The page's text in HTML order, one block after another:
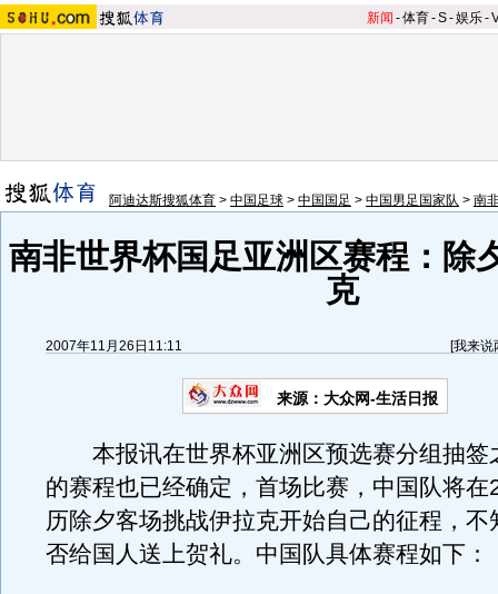
新闻 -体育-S-娱乐-
阿迪达斯搜狐体育 > 中国足球 > 中国国足 > 中国男足国家队 > 南
南非世界杯国足亚洲区赛程：除
克
2007年11月26日11:11 [我来说
来源：大众网-生活日报
本报讯在世界杯亚洲区预选赛分组抽签
的赛程也已经确定，首场比赛，中国队将在
历除夕客场挑战伊拉克开始自己的征程，不
否给国人送上贺礼。中国队具体赛程如下：